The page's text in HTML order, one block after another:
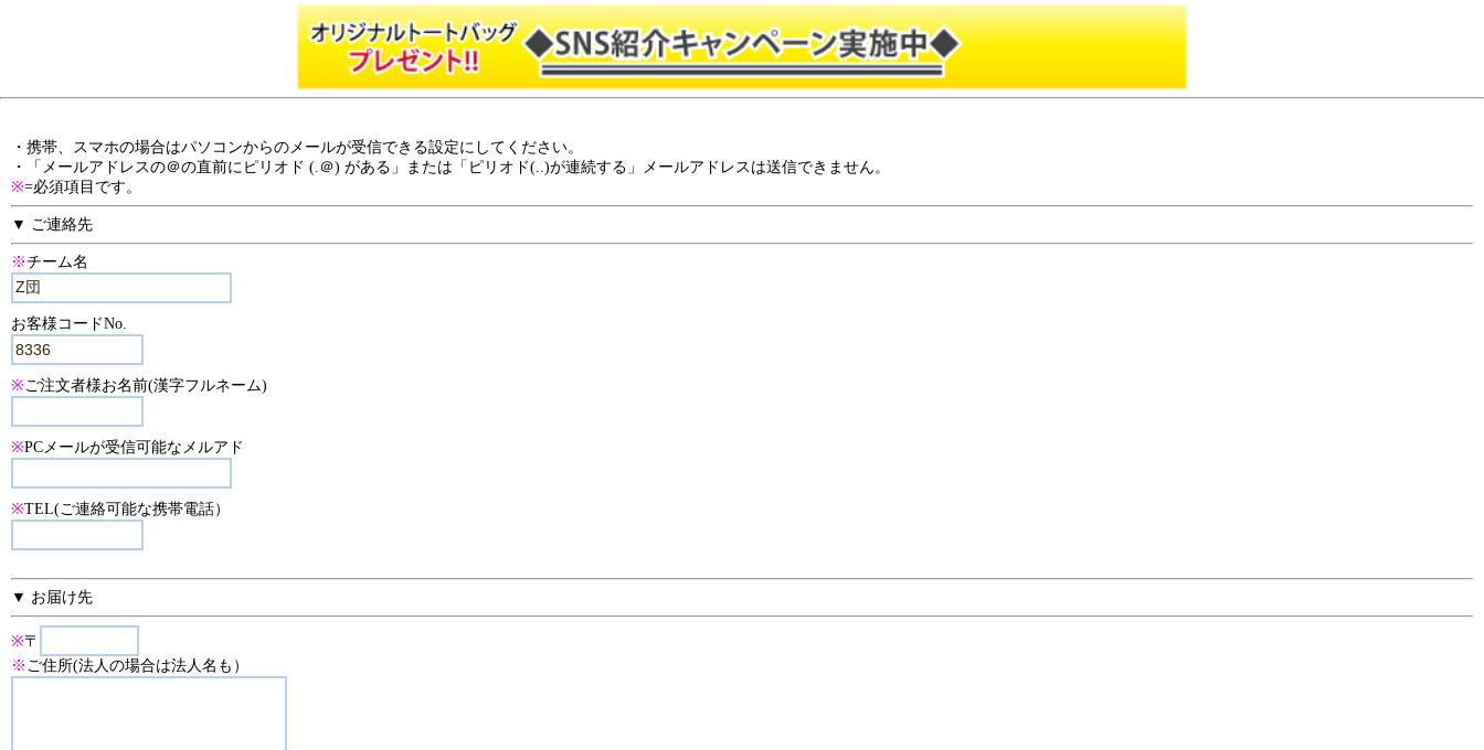
・携帯、スマホの場合はパソコンからのメールが受信できる設定にしてください。
・「メールアドレスの＠の直前にピリオド (.＠) がある」または「ピリオド(..)が連続する」メールアドレスは送信できません。
※=必須項目です。
▼ ご連絡先
※チーム名
お客様コードNo.
※ ご注文者様お名前(漢字フルネーム)
※PCメールが受信可能なメルアド
※TEL(ご連絡可能な携帯電話）
▼ お届け先
※〒
※ ご住所(法人の場合は法人名も）